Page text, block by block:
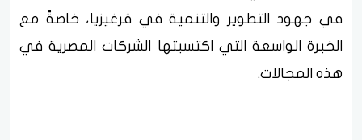
في جهود التطوير والتنمية في قرغيزيا، خاصةً مع
الخبرة الواسعة التي اكتسبتها الشركات المصرية في
هذه المجالات.